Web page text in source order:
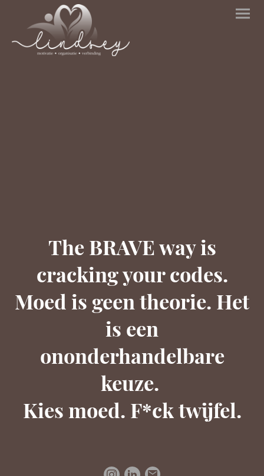
The BRAVE way is
cracking your codes.
Moed is geen theorie. Het
is een
ononderhandelbare
keuze.
Kies moed. F*ck twijfel.